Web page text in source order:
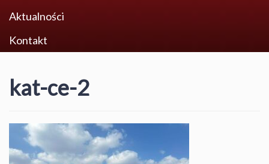
Aktualności
Kontakt
kat-ce-2